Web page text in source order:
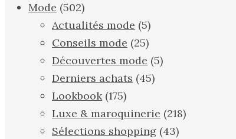
Mode (502)
Actualités mode (5)
Conseils mode (25)
Découvertes mode (5)
Derniers achats (45)
Lookbook(175)
Luxe & maroquinerie (218)
Sélections shopping (43)